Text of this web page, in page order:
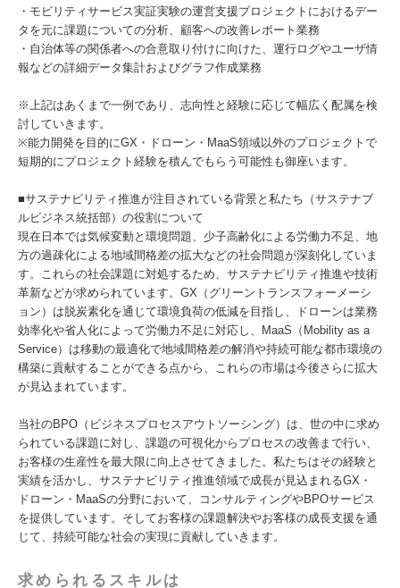
・モビリティサービス実証実験の運営支援プロジェクトにおけるデー
タを元に課題についての分析、顧客への改善レポート業務
・自治体等の関係者への合意取り付けに向けた、運行ログやユーザ情
報などの詳細データ集計およびグラフ作成業務
※上記はあくまで一例であり、志向性と経験に応じて幅広く配属を検
討していきます。
※能力開発を目的にGX・ドローン・MaaS領域以外のプロジェクトで
短期的にプロジェクト経験を積んでもらう可能性も御座います。
■サステナビリティ推進が注目されている背景と私たち（サステナブ
ルビジネス統括部）の役割について
現在日本では気候変動と環境問題、少子高齢化による労働力不足、地
方の過疎化による地域間格差の拡大などの社会問題が深刻化していま
す。これらの社会課題に対処するため、サステナビリティ推進や技術
革新などが求められています。GX（グリーントランスフォーメーシ
ョン）は脱炭素化を通じて環境負荷の低減を目指し、ドローンは業務
効率化や省人化によって労働力不足に対応し、MaaS（Mobility as a
Service）は移動の最適化で地域間格差の解消や持続可能な都市環境の
構築に貢献することができる点から、これらの市場は今後さらに拡大
が見込まれています。
当社のBPO（ビジネスプロセスアウトソーシング）は、世の中に求め
られている課題に対し、課題の可視化からプロセスの改善まで行い、
お客様の生産性を最大限に向上させてきました。私たちはその経験と
実績を活かし、サステナビリティ推進領域で成長が見込まれるGX・
ドローン・MaaSの分野において、コンサルティングやBPOサービス
を提供しています。そしてお客様の課題解決やお客様の成長支援を通
じて、持続可能な社会の実現に貢献していきます。
求められるスキルは